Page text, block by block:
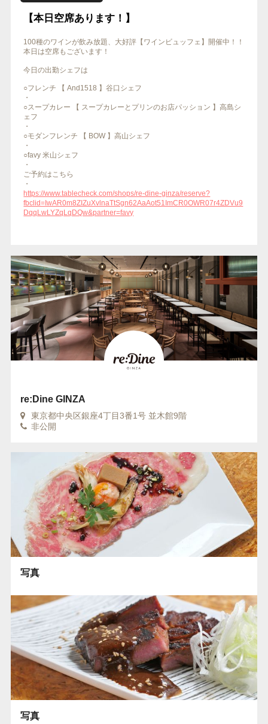
【本日空席あります！】
100種のワインが飲み放題、大好評【ワインビュッフェ】開催中！！
本日は空席もございます！
今日の出勤シェフは
○フレンチ 【 And1518 】谷口シェフ
・
○スープカレー 【 スープカレーとプリンのお店パッション 】高島シ
ェフ
・
○モダンフレンチ 【 BOW 】高山シェフ
・
○favy 米山シェフ
・
ご予約はこちら
・
https://www.tablecheck.com/shops/re-dine-ginza/reserve?
fbclid=IwAR0m8ZIZuXvlnaTtSgn62AaAot51ImCR0OWR07r4ZDVu9
DqqLwLYZqLqDQw&partner=favy
re:Dine GINZA
東京都中央区銀座4丁目3番1号 並木館9階
非公開
写真
写真